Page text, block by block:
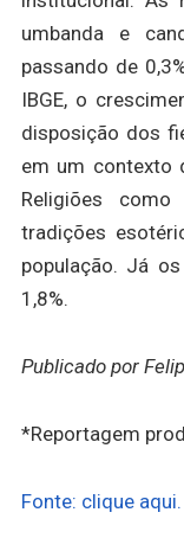
umbanda e
passando de
IBGE, o
disposição dos
em um contexto
Religiões
tradições
população. Já
1,8%.
Publicado por
*Reportagem
Fonte: clique aqui.